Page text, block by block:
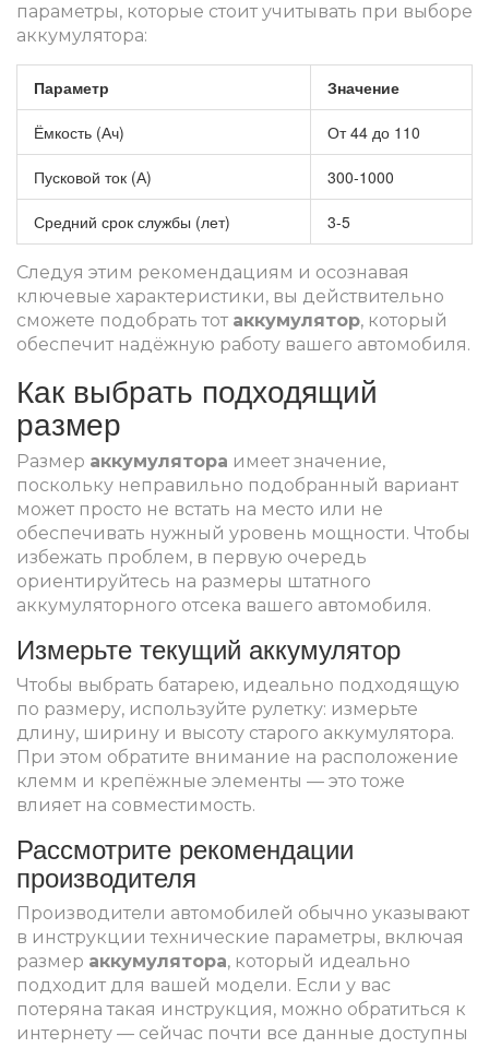
параметры, которые стоит учитывать при выборе
аккумулятора:
Параметр Значение
Ёмкость (Ач) От 44 до 110
Пусковой ток (А) 300-1000
Средний срок службы (лет) 3-5
Следуя этим рекомендациям и осознавая
ключевые характеристики, вы действительно
сможете подобрать тот аккумулятор, который
обеспечит надёжную работу вашего автомобиля.
Как выбрать подходящий
размер
Размер аккумулятора имеет значение,
поскольку неправильно подобранный вариант
может просто не встать на место или не
обеспечивать нужный уровень мощности. Чтобы
избежать проблем, в первую очередь
ориентируйтесь на размеры штатного
аккумуляторного отсека вашего автомобиля.
Измерьте текущий аккумулятор
Чтобы выбрать батарею, идеально подходящую
по размеру, используйте рулетку: измерьте
длину, ширину и высоту старого аккумулятора.
При этом обратите внимание на расположение
клемм и крепёжные элементы — это тоже
влияет на совместимость.
Рассмотрите рекомендации
производителя
Производители автомобилей обычно указывают
в инструкции технические параметры, включая
размер аккумулятора, который идеально
подходит для вашей модели. Если у вас
потеряна такая инструкция, можно обратиться к
интернету — сейчас почти все данные доступны